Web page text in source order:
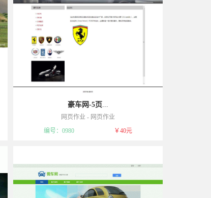
豪车网-5页...
网页作业 - 网页作业
模板属于可复制品，一经售出不予退货，敬请谅解！
编号：0980 ￥40元